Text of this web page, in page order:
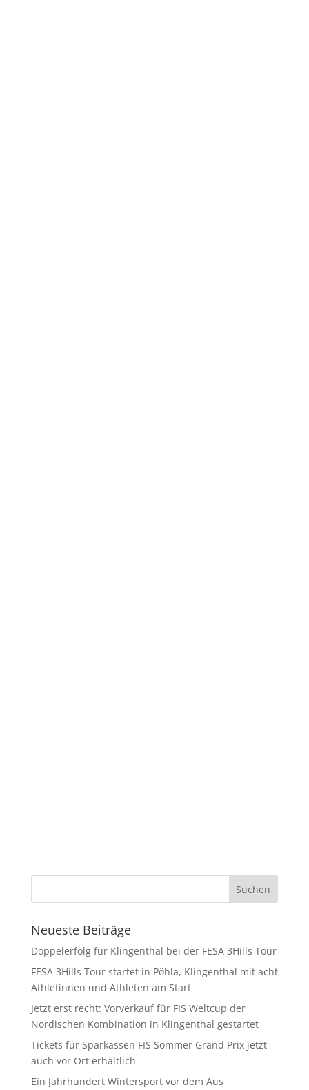
Neueste Beiträge
Doppelerfolg für Klingenthal bei der FESA 3Hills Tour
FESA 3Hills Tour startet in Pöhla, Klingenthal mit acht
Athletinnen und Athleten am Start
Jetzt erst recht: Vorverkauf für FIS Weltcup der
Nordischen Kombination in Klingenthal gestartet
Tickets für Sparkassen FIS Sommer Grand Prix jetzt
auch vor Ort erhältlich
Ein Jahrhundert Wintersport vor dem Aus